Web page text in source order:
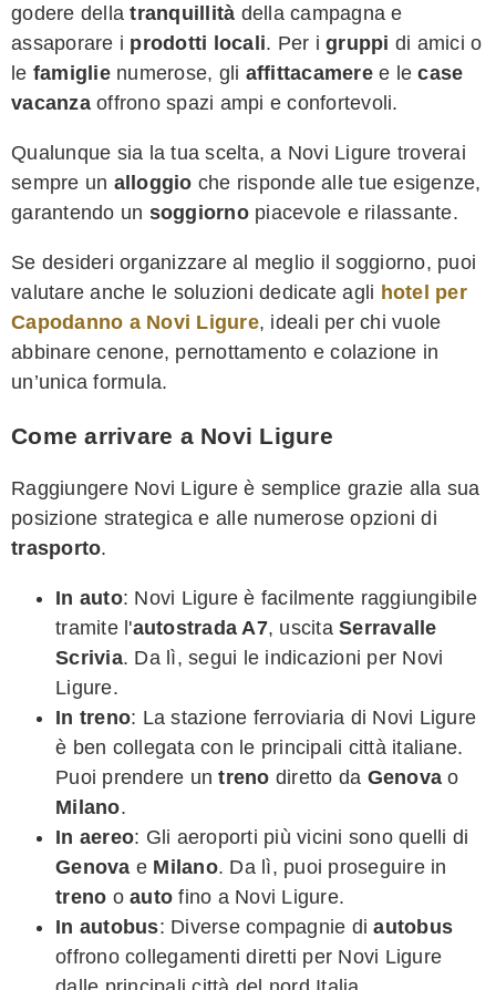
godere dellatranquillità della campagna e
assaporare i prodotti locali. Per i gruppi di amici o
le famiglienumerose, gli affittacameree lecase
vacanzaoffrono spazi ampi e confortevoli.
Qualunque sia la tua scelta, a Novi Ligure troverai
sempre un alloggio che risponde alle tue esigenze,
garantendo un soggiornopiacevole e rilassante.
Se desideri organizzare al meglio il soggiorno, puoi
valutare anche le soluzioni dedicate agli hotel per
Capodanno a Novi Ligure, ideali per chi vuole
abbinare cenone, pernottamento e colazione in
un’unica formula.
Come arrivare a Novi Ligure
Raggiungere Novi Ligure è semplice grazie alla sua
posizione strategica e alle numerose opzioni di
trasporto.
In auto: Novi Ligure è facilmente raggiungibile
tramite l'autostrada A7, uscita Serravalle
Scrivia. Da lì, segui le indicazioni per Novi
Ligure.
In treno: La stazione ferroviaria di Novi Ligure
è ben collegata con le principali città italiane.
Puoi prendere untreno diretto da Genova o
Milano.
In aereo: Gli aeroporti più vicini sono quelli di
Genova e Milano. Da lì, puoi proseguire in
treno o auto fino a Novi Ligure.
In autobus: Diverse compagnie diautobus
offrono collegamenti diretti per Novi Ligure